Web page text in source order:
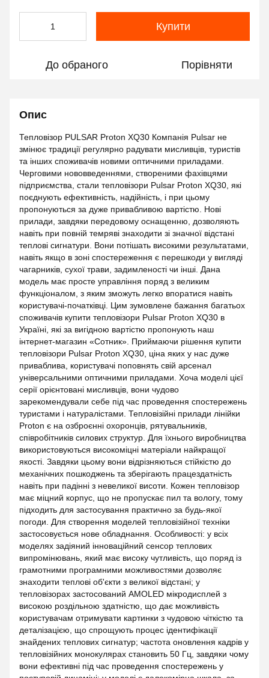
Купити
До обраного Порівняти
Опис
Тепловізор PULSAR Proton XQ30 Компанія Pulsar не
змінює традиції регулярно радувати мисливців, туристів
та інших споживачів новими оптичними приладами.
Черговими нововведеннями, створеними фахівцями
підприємства, стали тепловізори Pulsar Proton XQ30, які
поєднують ефективність, надійність, і при цьому
пропонуються за дуже привабливою вартістю. Нові
прилади, завдяки передовому оснащенню, дозволяють
навіть при повній темряві знаходити зі значної відстані
теплові сигнатури. Вони потішать високими результатами,
навіть якщо в зоні спостереження є перешкоди у вигляді
чагарників, сухої трави, задимленості чи інші. Дана
модель має просте управління поряд з великим
функціоналом, з яким зможуть легко впоратися навіть
користувачі-початківці. Цим зумовлене бажання багатьох
споживачів купити тепловізори Pulsar Proton XQ30 в
Україні, які за вигідною вартістю пропонують наш
інтернет-магазин «Сотник». Приймаючи рішення купити
тепловізори Pulsar Proton XQ30, ціна яких у нас дуже
приваблива, користувачі поповнять свій арсенал
універсальними оптичними приладами. Хоча моделі цієї
серії орієнтовані мисливців, вони чудово
зарекомендували себе під час проведення спостережень
туристами і натуралістами. Тепловізійні прилади лінійки
Proton є на озброєнні охоронців, рятувальників,
співробітників силових структур. Для їхнього виробництва
використовуються високоміцні матеріали найкращої
якості. Завдяки цьому вони відрізняються стійкістю до
механічних пошкоджень та зберігають працездатність
навіть при падінні з невеликої висоти. Кожен тепловізор
має міцний корпус, що не пропускає пил та вологу, тому
підходить для застосування практично за будь-якої
погоди. Для створення моделей тепловізійної техніки
застосовується нове обладнання. Особливості: у всіх
моделях задіяний інноваційний сенсор теплових
випромінювань, який має високу чутливість, що поряд із
грамотними програмними можливостями дозволяє
знаходити теплові об'єкти з великої відстані; у
тепловізорах застосований AMOLED мікродисплей з
високою роздільною здатністю, що дає можливість
користувачам отримувати картинки з чудовою чіткістю та
деталізацією, що спрощують процес ідентифікації
знайдених теплових сигнатур; частота оновлення кадрів у
тепловізійних монокулярах становить 50 Гц, завдяки чому
вони ефективні під час проведення спостережень у